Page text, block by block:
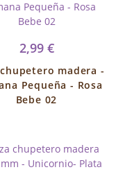
2,99 €
madera -
Pequeña - Rosa
Bebe 02